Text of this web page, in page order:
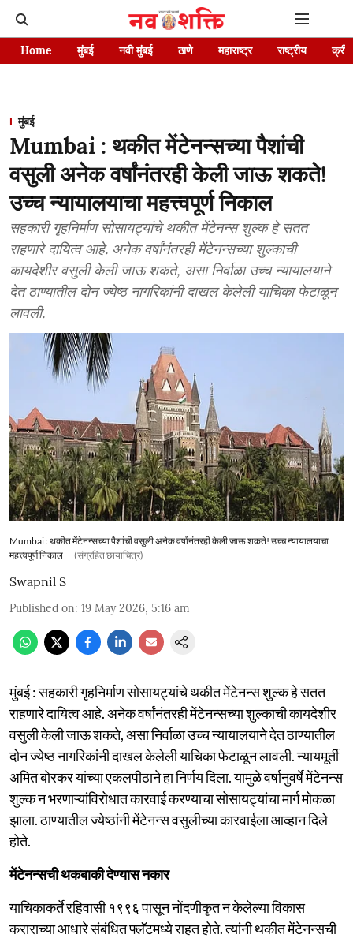
Home मुंबई नवी मुंबई ठाणे महाराष्ट्र राष्ट्रीय
मुंबई
Mumbai : थकीत मेंटेनन्सच्या पैशांची
वसुली अनेक वर्षांनंतरही केली जाऊ शकते!
उच्च न्यायालयाचा महत्त्वपूर्ण निकाल
सहकारी गृहनिर्माण सोसायट्यांचे थकीत मेंटेनन्स शुल्क हे सतत
राहणारे दायित्व आहे. अनेक वर्षांनंतरही मेंटेनन्सच्या शुल्काची
कायदेशीर वसुली केली जाऊ शकते, असा निर्वाळा उच्च न्यायालयाने
देत ठाण्यातील दोन ज्येष्ठ नागरिकांनी दाखल केलेली याचिका फेटाळून
लावली.
Mumbai : थकीत मेंटेनन्सच्या पैशांची वसुली अनेक वर्षांनंतरही केली जाऊ शकते! उच्च न्यायालयाचा
महत्त्वपूर्ण निकाल
(संग्रहित छायाचित्र)
Swapnil S
Published on: 19 May 2026, 5:16 am
मुंबई : सहकारी गृहनिर्माण सोसायट्यांचे थकीत मेंटेनन्स शुल्क हे सतत
राहणारे दायित्व आहे. अनेक वर्षांनंतरही मेंटेनन्सच्या शुल्काची कायदेशीर
वसुली केली जाऊ शकते, असा निर्वाळा उच्च न्यायालयाने देत ठाण्यातील
दोन ज्येष्ठ नागरिकांनी दाखल केलेली याचिका फेटाळून लावली. न्यायमूर्ती
अमित बोरकर यांच्या एकलपीठाने हा निर्णय दिला. यामुळे वर्षानुवर्षे मेंटेनन्स
शुल्क न भरणाऱ्यांविरोधात कारवाई करण्याचा सोसायट्यांचा मार्ग मोकळा
झाला. ठाण्यातील ज्येष्ठांनी मेंटेनन्स वसुलीच्या कारवाईला आव्हान दिले
होते.
मेंटेनन्सची थकबाकी देण्यास नकार
याचिकाकर्ते रहिवासी १९९६ पासून नोंदणीकृत न केलेल्या विकास
कराराच्या आधारे संबंधित फ्लॅटमध्ये राहत होते. त्यांनी थकीत मेंटेनन्सची